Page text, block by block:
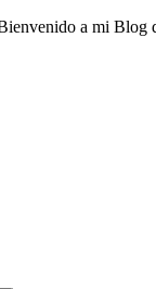
Saltar
a mi Blog